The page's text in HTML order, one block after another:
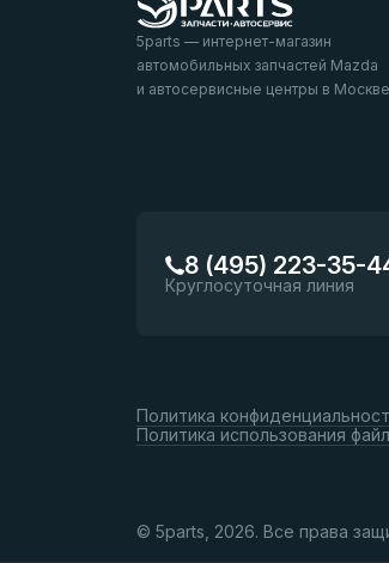
5parts — интернет-магазин
автомобильных запчастей Mazda
и автосервисные центры в Москве
8 (495) 223-35-
Круглосуточная линия
Политика
Политика использования
© 5parts, 2026. Все права